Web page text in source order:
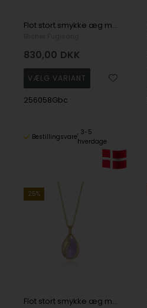
Flot stort smykke æg med Sort Onyx i forgyldt sølv fra Blicher Fuglsang
830,00 DKK
256058Gbc
Bestillingsvare
3-5
hverdage
25%
Flot stort smykke æg med Ametyst i forgyldt sølv fra Blicher Fuglsang